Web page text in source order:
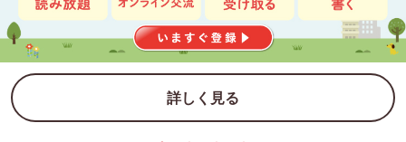
詳しく見る